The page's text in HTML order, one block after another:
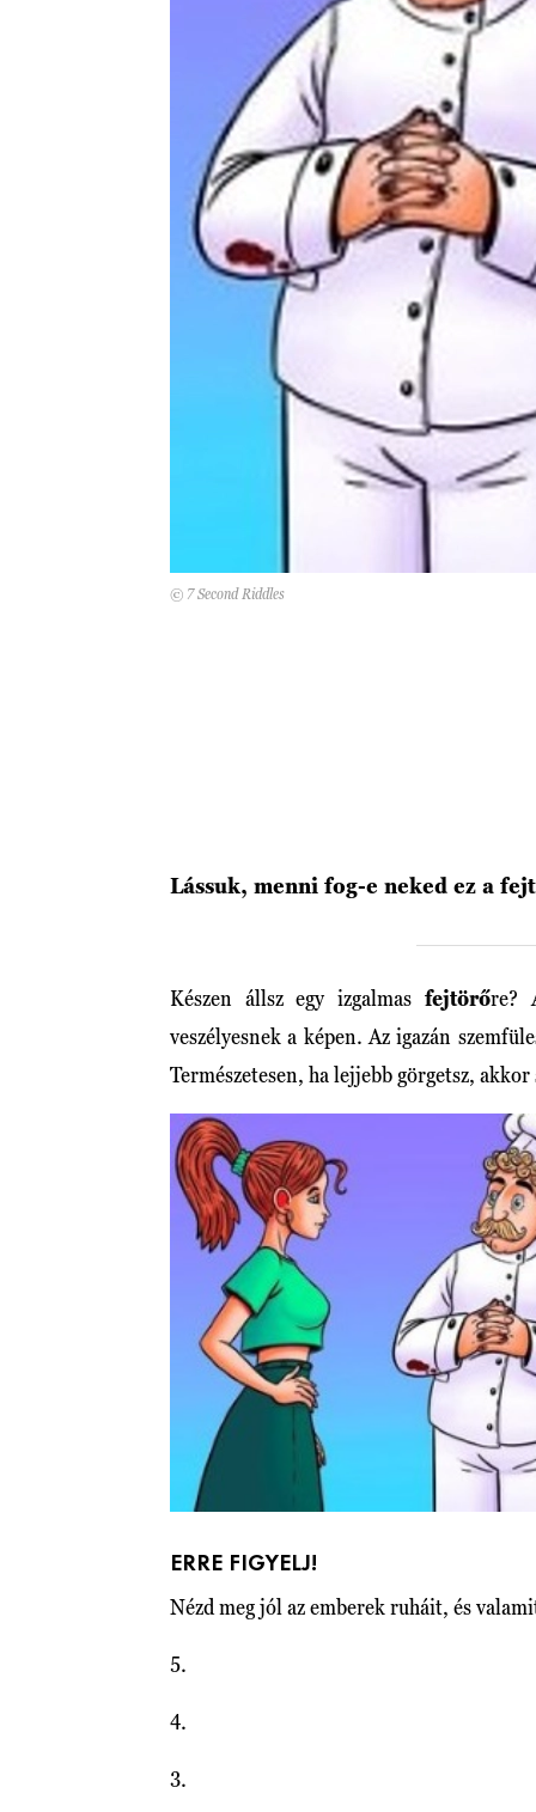
© 7 Second Riddles
Lássuk, menni fog-e neked ez a
Készen állsz egy izgalmas fejtörőre?
veszélyesnek a képen. Az igazán
Természetesen, ha lejjebb görgetsz,
ERRE FIGYELJ!
Nézd meg jól az emberek ruháit, és
5.
4.
3.